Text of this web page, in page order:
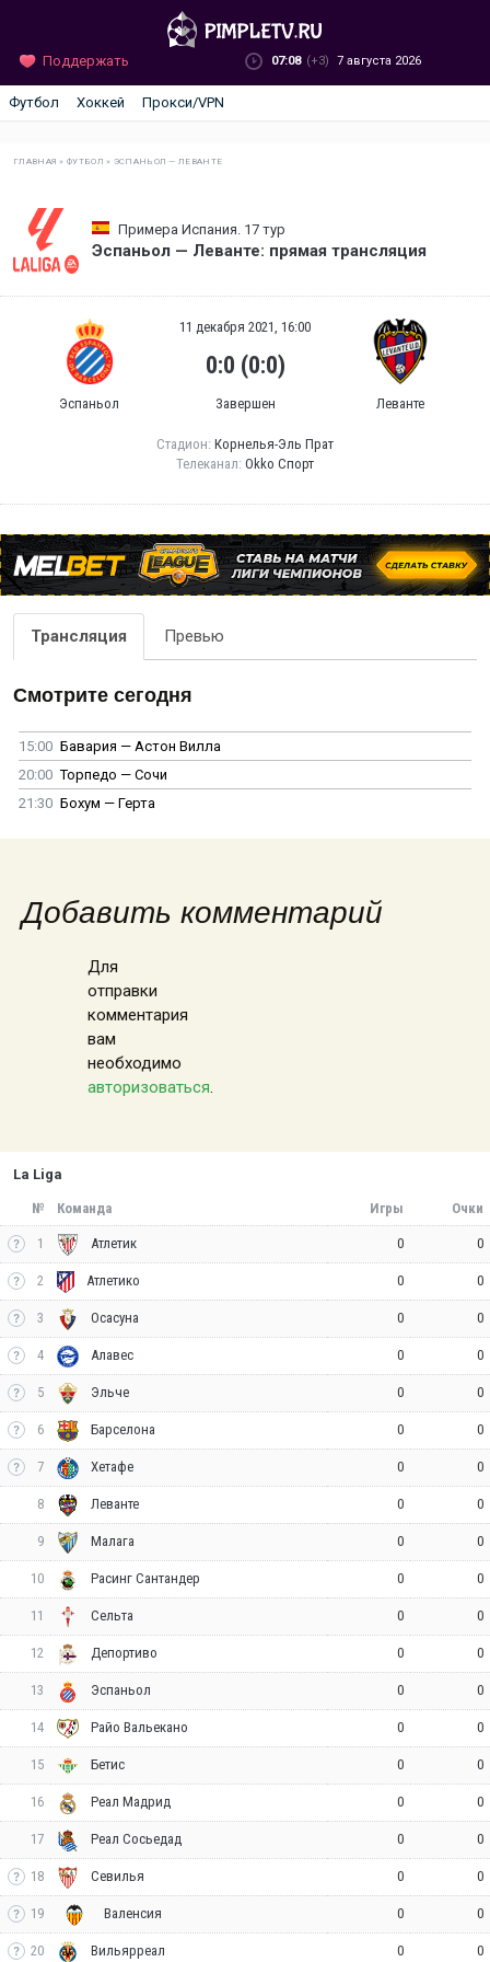
Поддержать 07:08 (+3) 7 августа 2026
Футбол Хоккей Прокси/VPN
ГЛАВНАЯ »ФУТБОЛ » ЭСПАНЬОЛ — ЛЕВАНТЕ
Примера Испания. 17 тур
Эспаньол — Леванте: прямая трансляция
Эспаньол
11 декабря 2021, 16:00
0:0 (0:0)
Завершен Леванте
Стадион: Корнелья-Эль Прат
Телеканал: Okko Спорт
Трансляция Превью
Смотрите сегодня
15:00 Бавария — Астон Вилла
20:00 Торпедо — Сочи
21:30 Бохум — Герта
Добавить комментарий
Для
отправки
комментария
вам
необходимо
авторизоваться.
La Liga
№ Команда Игры Очки
1 Атлетик 0 0
2 Атлетико 0 0
3 Осасуна 0 0
4 Алавес 0 0
5 Эльче 0 0
6 Барселона 0 0
7 Хетафе 0 0
8 Леванте 0 0
9 Малага 0 0
10 Расинг Сантандер 0 0
11 Сельта 0 0
12 Депортиво 0 0
13 Эспаньол 0 0
14 Райо Вальекано 0 0
15 Бетис 0 0
16 Реал Мадрид 0 0
17 Реал Сосьедад 0 0
18 Севилья 0 0
19 Валенсия 0 0
20 Вильярреал 0 0